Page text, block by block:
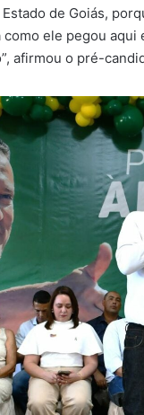
de Goiás,
ele pegou
afirmou o pré-